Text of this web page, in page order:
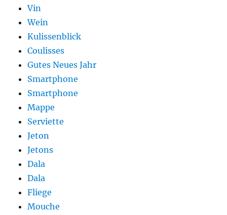
Vin
Wein
Kulissenblick
Coulisses
Gutes Neues Jahr
Smartphone
Smartphone
Mappe
Serviette
Jeton
Jetons
Dala
Dala
Fliege
Mouche